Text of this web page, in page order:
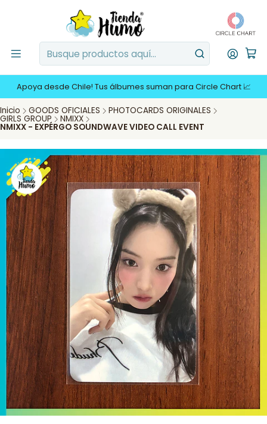
Apoya desde Chile! Tus álbumes suman para Circle Chart 📈
Inicio GOODS OFICIALES PHOTOCARDS ORIGINALES
GIRLS GROUP NMIXX
NMIXX - EXPÉRGO SOUNDWAVE VIDEO CALL EVENT